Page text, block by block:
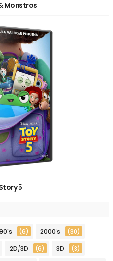
Monstros
5
(6) 2000's (30)
2D/3D (6) 3D (3)